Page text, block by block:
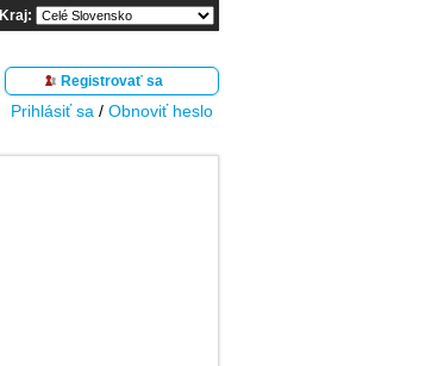
Kraj:
Registrovať sa
Prihlásiť sa / Obnoviť heslo